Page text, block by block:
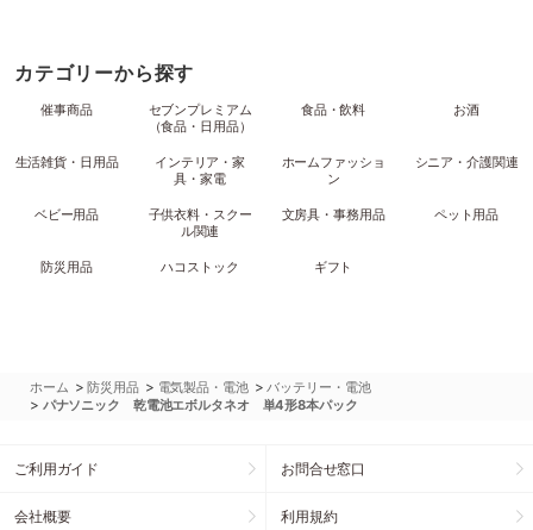
カテゴリーから探す
催事商品
セブンプレミアム
（食品・日用品）
食品・飲料 お酒
生活雑貨・日用品
インテリア・家
具・家電
ホームファッショ
ン
シニア・介護関連
ベビー用品
子供衣料・スクー
ル関連
文房具・事務用品 ペット用品
防災用品 ハコストック ギフト
ホーム >防災用品 > 電気製品・電池 >バッテリー・電池
> パナソニック 乾電池エボルタネオ 単4形8本パック
ご利用ガイド お問合せ窓口
会社概要 利用規約